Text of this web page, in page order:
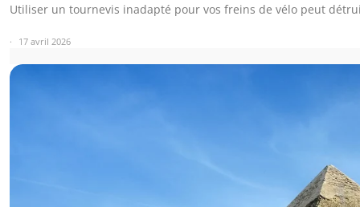
Utiliser un tournevis inadapté pour vos freins de vélo peut
17 avril 2026